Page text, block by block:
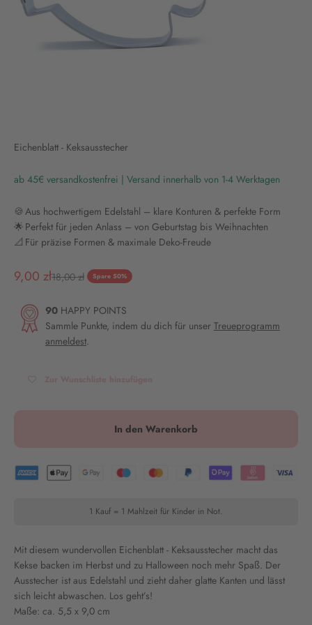
Eichenblatt - Keksausstecher
ab 45€ versandkostenfrei | Versand innerhalb von 1-4 Werktagen
🍪 Aus hochwertigem Edelstahl – klare Konturen & perfekte Form
🌟 Perfekt für jeden Anlass – von Geburtstag bis Weihnachten
📐 Für präzise Formen & maximale Deko-Freude
Angebot
9,00 złRegulärer Preis
18,00 zł Spare 50%
90HAPPY POINTS
Sammle Punkte, indem du dich für unser Treueprogramm
anmeldest.
In den Warenkorb
1 Kauf = 1 Mahlzeit für Kinder in Not.
Mit diesem wundervollen Eichenblatt - Keksausstecher macht das
Kekse backen im Herbst und zu Halloween noch mehr Spaß. Der
Ausstecher ist aus Edelstahl und zieht daher glatte Kanten und lässt
sich leicht abwaschen. Los geht’s!
Maße: ca. 5,5 x 9,0 cm